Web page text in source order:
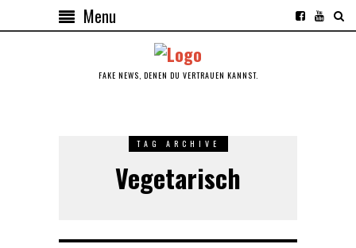
Menu
FAKE NEWS, DENEN DU VERTRAUEN KANNST.
TAG ARCHIVE
Vegetarisch